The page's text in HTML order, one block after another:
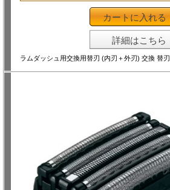
カートに入れる
詳細はこちら
ラムダッシュ用交換用替刃 (内刃＋外刃) 交換 替刃